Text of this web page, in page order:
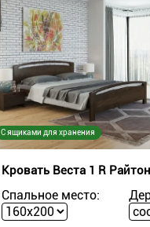
С ящиками для хранения
Кровать Веста 1 R
Спальное место: